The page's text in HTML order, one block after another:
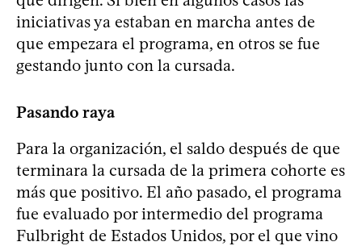
iniciativas ya estaban en marcha antes de
que empezara el programa, en otros se fue
gestando junto con la cursada.
Pasando raya
Para la organización, el saldo después de que
terminara la cursada de la primera cohorte es
más que positivo. El año pasado, el programa
fue evaluado por intermedio del programa
Fulbright de Estados Unidos, por el que vino